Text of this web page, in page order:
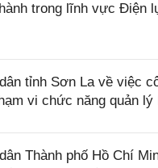
trong lĩnh vực Điện
tỉnh Sơn La về việc
vi chức năng quản
Thành phố Hồ Chí